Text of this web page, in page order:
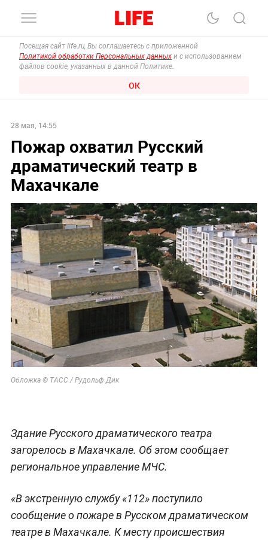
Посещая сайт life.ru, Вы соглашаетесь с приложенной
Политикой обработки Персональных данных и с использованием
файлов cookie, указанных в данной Политике.
ОК
28 мая, 14:55
Пожар охватил Русский
драматический театр в
Махачкале
Обложка © ТАСС / Рудольф Дик
Здание Русского драматического театра
загорелось в Махачкале. Об этом сообщает
региональное управление МЧС.
«В экстренную службу «112» поступило
сообщение о пожаре в Русском драматическом
театре в Махачкале. К месту происшествия